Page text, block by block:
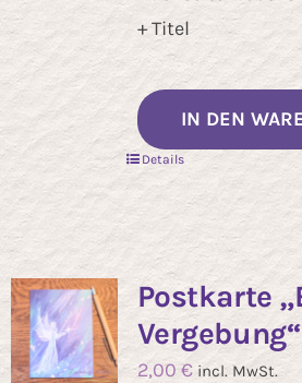
+ Titel
IN DEN
Details
Postkarte
Vergebung“
2,00 € incl. MwSt.